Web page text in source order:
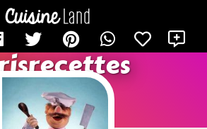
CHRISRECETTES